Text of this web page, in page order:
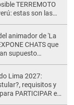
TERREMOTO
estas son las
animador de 'La
CHATS que
supuesto
Lima 2027:
requisitos y
PARTICIPAR en